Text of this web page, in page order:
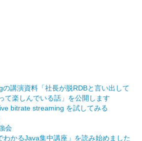
講演資料「社長が脱RDBと言い出して
て楽しんでいる話」を公開します
bitrate streaming を試してみる
会
かるJava集中講座」を読み始めました